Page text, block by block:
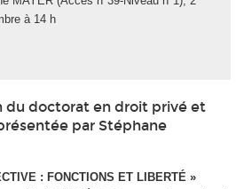
à 14 h
du doctorat en droit privé et
par Stéphane
: FONCTIONS ET LIBERTÉ »